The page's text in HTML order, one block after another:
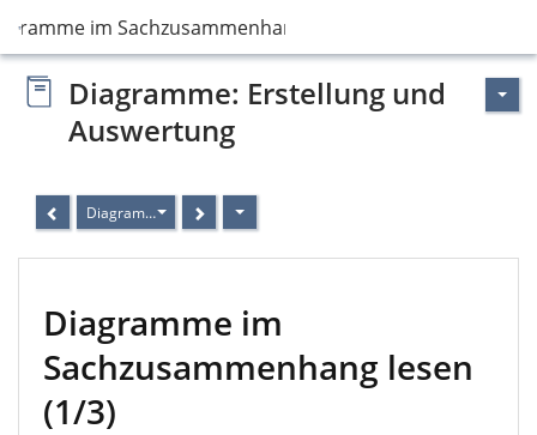
im Sachzusammenhang lesen
Diagramme: Erstellung und
Auswertung
Diagramme im Sachzusammenhang lesen
Diagramme im
Sachzusammenhang lesen
(1/3)